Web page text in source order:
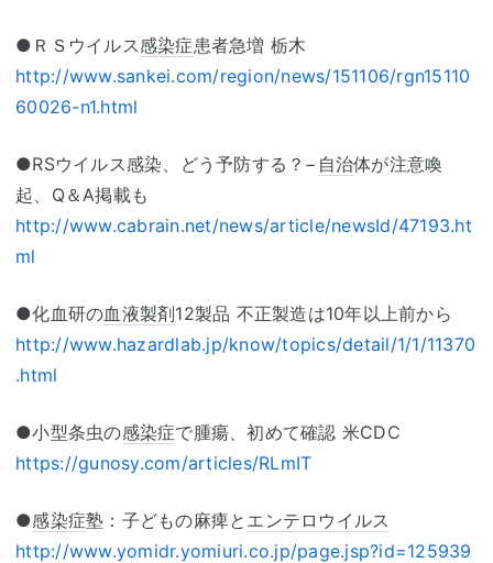
●ＲＳウイルス感染症患者急増 栃木
http://www.sankei.com/region/news/151106/rgn15110
60026-n1.html
●RSウイルス感染、どう予防する？− 自治体が注意喚
起、Q＆A掲載も
http://www.cabrain.net/news/article/newsId/47193.ht
ml
●化血研の血液製剤12製品 不正製造は10年以上前から
http://www.hazardlab.jp/know/topics/detail/1/1/11370
.html
●小型条虫の感染症で腫瘍、初めて確認 米CDC
https://gunosy.com/articles/RLmIT
●感染症塾：子どもの麻痺と エンテロウイルス
http://www.yomidr.yomiuri.co.jp/page.jsp?id=125939